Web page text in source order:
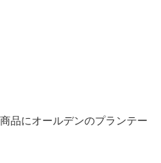
品にオールデンのプランテー